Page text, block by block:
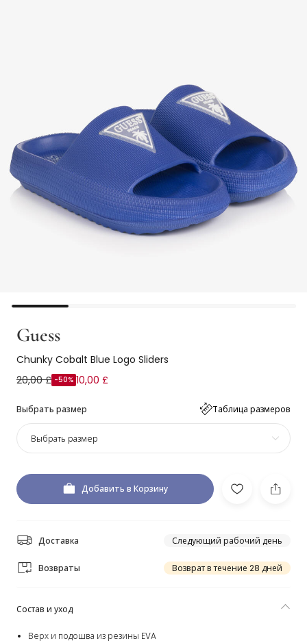
Guess
Chunky Cobalt Blue Logo Sliders
20,00 £ -50% 10,00 £
Выбрать размер Таблица размеров
Выбрать размер
Добавить в Корзину
Доставка Следующий рабочий день
Возвраты Возврат в течение 28 дней
Состав и уход
Верх и подошва из резины EVA